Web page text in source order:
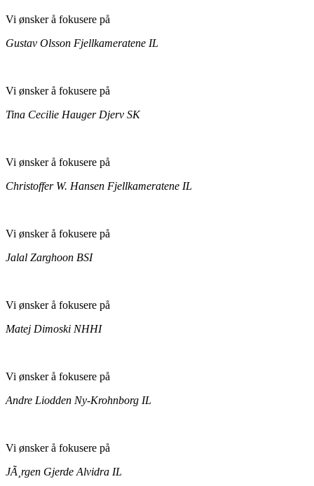
Vi ønsker å fokusere på
Gustav Olsson Fjellkameratene IL
Vi ønsker å fokusere på
Tina Cecilie HaugerDjerv SK
Vi ønsker å fokusere på
Christoffer W. Hansen Fjellkameratene IL
Vi ønsker å fokusere på
Jalal Zarghoon BSI
Vi ønsker å fokusere på
Matej Dimoski NHHI
Vi ønsker å fokusere på
Andre Liodden Ny-Krohnborg IL
Vi ønsker å fokusere på
JÃ¸rgen GjerdeAlvidra IL